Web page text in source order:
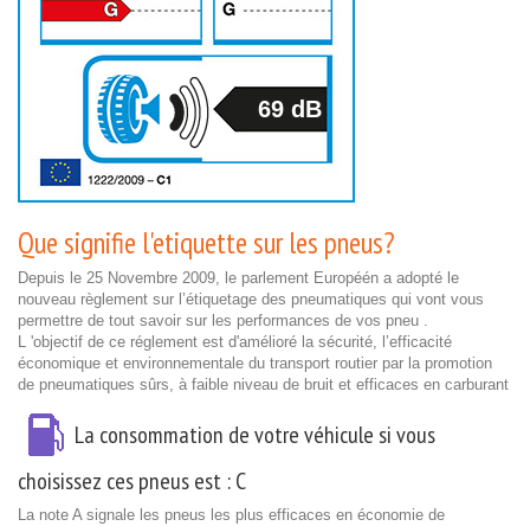
69 dB
Que signifie l'etiquette sur les pneus?
Depuis le 25 Novembre 2009, le parlement Européén a adopté le
nouveau règlement sur l’étiquetage des pneumatiques qui vont vous
permettre de tout savoir sur les performances de vos pneu .
L 'objectif de ce réglement est d'amélioré la sécurité, l’efficacité
économique et environnementale du transport routier par la promotion
de pneumatiques sûrs, à faible niveau de bruit et efficaces en carburant
La consommation de votre véhicule si vous
choisissez ces pneus est :C
La note A signale les pneus les plus efficaces en économie de